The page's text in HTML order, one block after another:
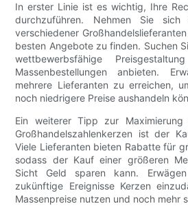
In erster Linie ist es wichtig, Ihre
durchzuführen. Nehmen Sie
verschiedener
besten Angebote zu finden. Suchen
wettbewerbsfähige
Massenbestellungen anbieten.
mehrere Lieferanten zu erreichen,
noch niedrigere Preise aushandeln
Ein weiterer Tipp zur
Großhandelszahlenkerzen ist der
Viele Lieferanten bieten Rabatte für
sodass der Kauf einer größeren
Sicht Geld sparen kann.
zukünftige Ereignisse Kerzen
Massenpreise nutzen und noch mehr